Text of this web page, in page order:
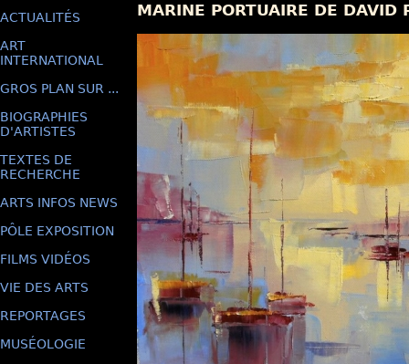
ACTUALITÉS
ART
INTERNATIONAL
GROS PLAN SUR ...
BIOGRAPHIES
D'ARTISTES
TEXTES DE
RECHERCHE
ARTS INFOS NEWS
PÔLE EXPOSITION
FILMS VIDÉOS
VIE DES ARTS
REPORTAGES
MUSÉOLOGIE
MARINE PORTUAIRE DE DAVID